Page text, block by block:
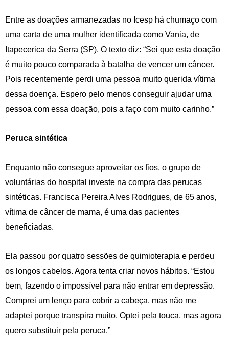
Entre as doações armanezadas no Icesp há chumaço com
uma carta de uma mulher identificada como Vania, de
Itapecerica da Serra (SP). O texto diz: “Sei que esta doação
é muito pouco comparada à batalha de vencer um câncer.
Pois recentemente perdi uma pessoa muito querida vítima
dessa doença. Espero pelo menos conseguir ajudar uma
pessoa com essa doação, pois a faço com muito carinho.”
Peruca sintética
Enquanto não consegue aproveitar os fios, o grupo de
voluntárias do hospital investe na compra das perucas
sintéticas. Francisca Pereira Alves Rodrigues, de 65 anos,
vítima de câncer de mama, é uma das pacientes
beneficiadas.
Ela passou por quatro sessões de quimioterapia e perdeu
os longos cabelos. Agora tenta criar novos hábitos. “Estou
bem, fazendo o impossível para não entrar em depressão.
Comprei um lenço para cobrir a cabeça, mas não me
adaptei porque transpira muito. Optei pela touca, mas agora
quero substituir pela peruca.”